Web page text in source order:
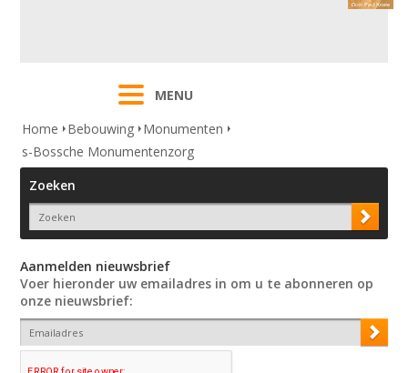
MENU
Home
Bebouwing Monumenten
s-Bossche Monumentenzorg
Zoeken
Aanmelden nieuwsbrief
Voer hieronder uw emailadres in om u te abonneren op
onze nieuwsbrief: